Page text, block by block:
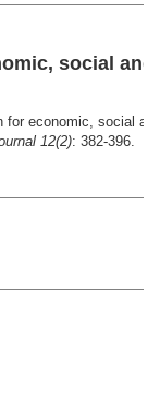
social and
for economic, social
12(2): 382-396.